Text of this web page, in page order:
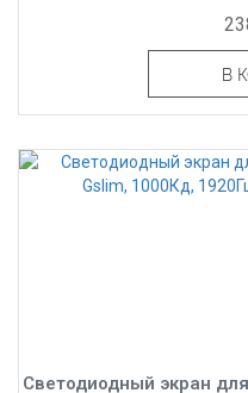
В
Светодиодный экран